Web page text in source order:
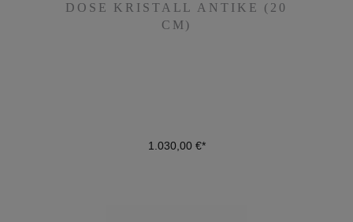
DOSE KRISTALL ANTIKE (20
CM)
1.030,00 €*
CM)
DETAILS